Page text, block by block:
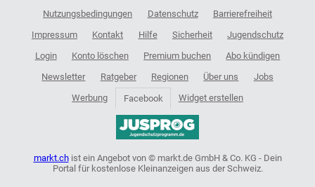
Nutzungsbedingungen Datenschutz
Barrierefreiheit
Impressum
Kontakt Hilfe Sicherheit
Jugendschutz
Login
Konto löschen Premium buchen
Abo kündigen
Newsletter
Ratgeber Regionen Über uns
Jobs
Werbung
Facebook Widget erstellen
markt.chist ein Angebot von © markt.de GmbH & Co. KG - Dein
Portal für kostenlose Kleinanzeigen aus der Schweiz.